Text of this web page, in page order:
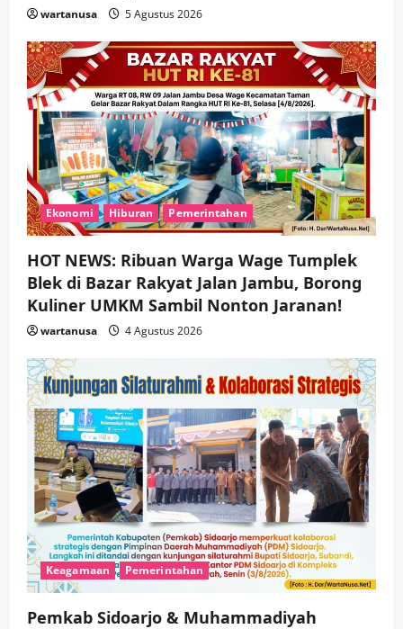
wartanusa 5 Agustus 2026
Ekonomi Hiburan Pemerintahan
HOT NEWS: Ribuan Warga Wage Tumplek
Blek di Bazar Rakyat Jalan Jambu, Borong
Kuliner UMKM Sambil Nonton Jaranan!
wartanusa 4 Agustus 2026
Keagamaan Pemerintahan
Pemkab Sidoarjo & Muhammadiyah